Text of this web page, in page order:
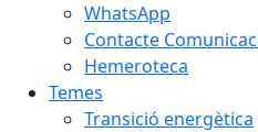
WhatsApp
Contacte
Hemeroteca
Temes
Transició energètica